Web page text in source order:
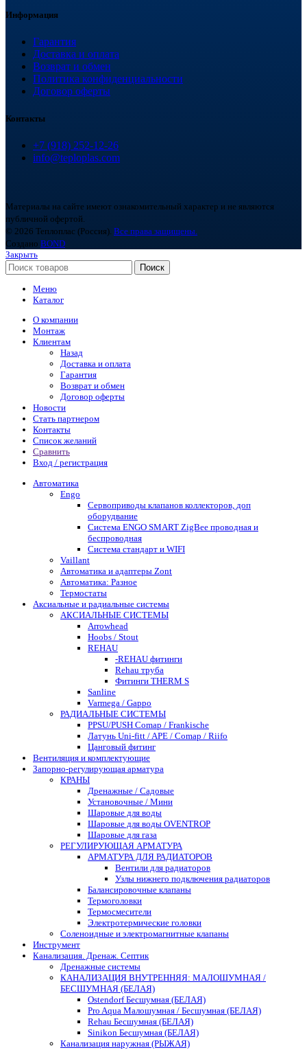
Информация
Гарантия
Доставка и оплата
Возврат и обмен
Политика конфиденциальности
Договор оферты
Контакты
+7 (918) 252-12-26
info@teploplas.com
Материалы на сайте имеют ознакомительный характер и не являются
публичной офертой.
© 2026 Теплоплас (Россия). Все права защищены.
Создано BOND
Закрыть
Поиск
Меню
Каталог
О компании
Монтаж
Клиентам
Назад
Доставка и оплата
Гарантия
Возврат и обмен
Договор оферты
Новости
Стать партнером
Контакты
Список желаний
Сравнить
Вход / регистрация
Автоматика
Engo
Сервоприводы клапанов коллекторов, доп
оборудвание
Система ENGO SMART ZigBee проводная и
беспроводная
Система стандарт и WIFI
Vaillant
Автоматика и адаптеры Zont
Автоматика: Разное
Термостаты
Аксиальные и радиальные системы
АКСИАЛЬНЫЕ СИСТЕМЫ
Arrowhead
Hoobs / Stout
REHAU
-REHAU фитинги
Rehau труба
Фитинги THERM S
Sanline
Varmega / Gappo
РАДИАЛЬНЫЕ СИСТЕМЫ
PPSU/PUSH Comap / Frankische
Латунь Uni-fitt / APE / Comap / Riifo
Цанговый фитинг
Вентиляция и комплектующие
Запорно-регулирующая арматура
КРАНЫ
Дренажные / Садовые
Установочные / Мини
Шаровые для воды
Шаровые для воды OVENTROP
Шаровые для газа
РЕГУЛИРУЮЩАЯ АРМАТУРА
АРМАТУРА ДЛЯ РАДИАТОРОВ
Вентили для радиаторов
Узлы нижнего подключения радиаторов
Балансировочные клапаны
Термоголовки
Термосмесители
Электротермические головки
Соленоидные и электромагнитные клапаны
Инструмент
Канализация. Дренаж. Септик
Дренажные системы
КАНАЛИЗАЦИЯ ВНУТРЕННЯЯ: МАЛОШУМНАЯ /
БЕСШУМНАЯ (БЕЛАЯ)
Ostendorf Бесшумная (БЕЛАЯ)
Pro Aqua Малошумная / Бесшумная (БЕЛАЯ)
Rehau Бесшумная (БЕЛАЯ)
Sinikon Бесшумная (БЕЛАЯ)
Канализация наружная (РЫЖАЯ)